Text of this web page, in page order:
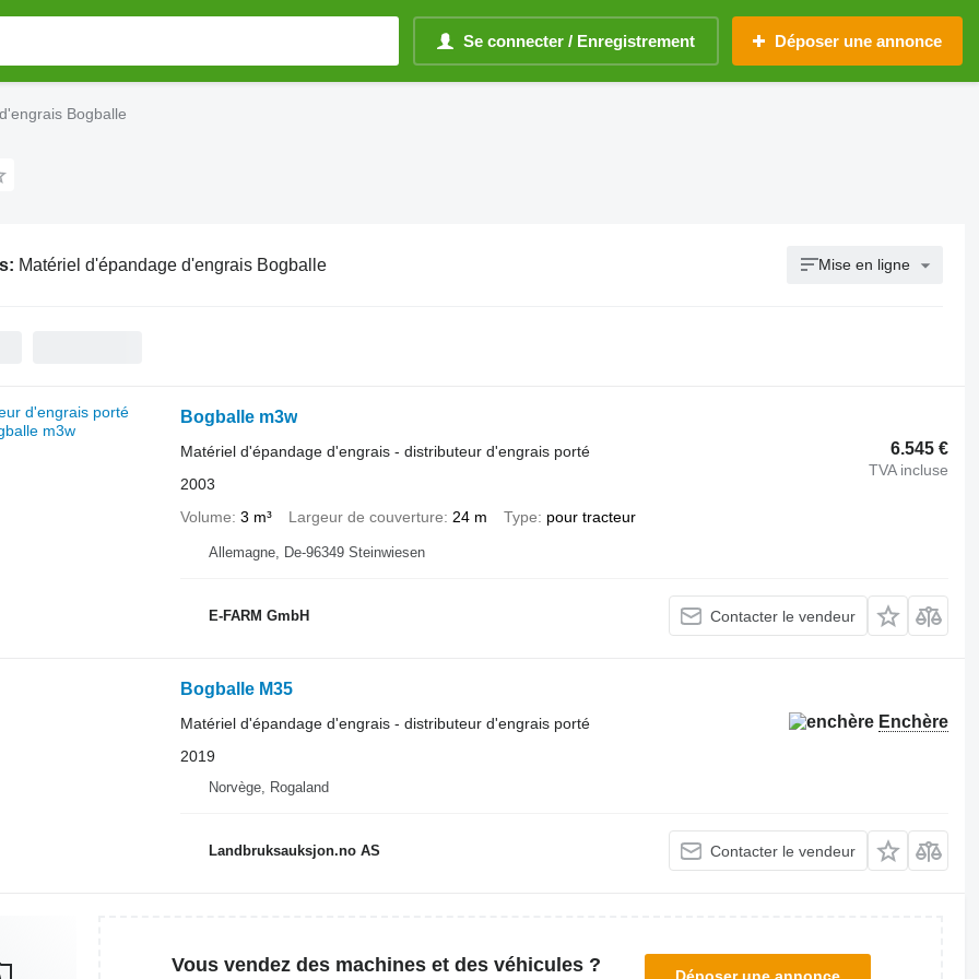
Se connecter / Enregistrement Déposer une annonce
Bogballe
Matériel d'épandage d'engrais Bogballe Mise en ligne
Bogballe m3w
6.545 €
TVA incluse
Matériel d'épandage d'engrais - distributeur d'engrais porté
2003
Volume 3 m³ Largeur de couverture 24 m Type pour tracteur
Allemagne, De-96349 Steinwiesen
E-FARM GmbH Contacter le vendeur
Bogballe M35
Enchère
Matériel d'épandage d'engrais - distributeur d'engrais porté
2019
Norvège, Rogaland
Landbruksauksjon.no AS Contacter le vendeur
Vous vendez des machines et des véhicules ?